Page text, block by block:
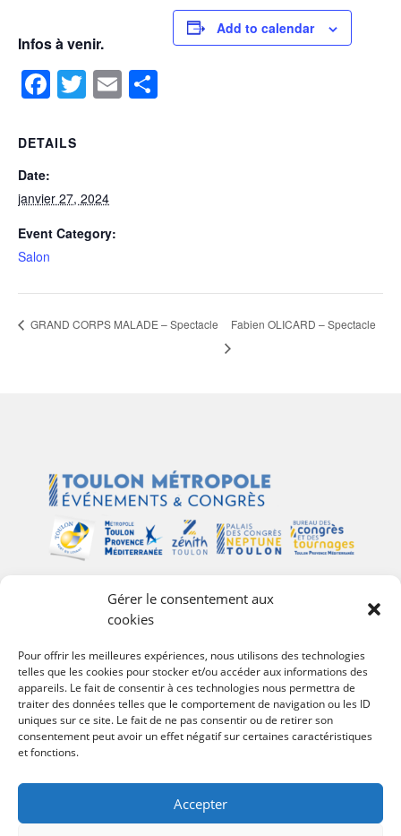
Gérer le consentement aux
cookies
Pour offrir les meilleures expériences, nous utilisons des technologies
telles que les cookies pour stocker et/ou accéder aux informations des
appareils. Le fait de consentir à ces technologies nous permettra de
traiter des données telles que le comportement de navigation ou les ID
uniques sur ce site. Le fait de ne pas consentir ou de retirer son
consentement peut avoir un effet négatif sur certaines caractéristiques
et fonctions.
Accepter
Infos à venir.
Facebook
Twitter
Email
Add to calendar
DETAILS
Date:
janvier 27, 2024
Event Category:
Salon
GRAND CORPS MALADE – Spectacle Fabien OLICARD – Spectacle
Plan du site
Palais des Congrès Neptune
Zénith de Toulon
Bureau des Congrès et des Tournages
Événements
Agenda
#Follow Toulon Métropole